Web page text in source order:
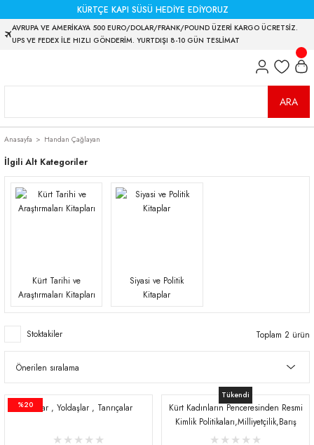
KÜRTÇE KAPI SÜSÜ HEDİYE EDİYORUZ
AVRUPA VE AMERİKAYA 500 EURO/DOLAR/FRANK/POUND ÜZERİ KARGO ÜCRETSİZ.
UPS VE FEDEX İLE HIZLI GÖNDERİM. YURTDIŞI 8-10 GÜN TESLİMAT
ARA
Anasayfa Handan Çağlayan
İlgili Alt Kategoriler
Kürt Tarihi ve
Araştırmaları Kitapları
Siyasi ve Politik
Kitaplar
Stoktakiler Toplam 2 ürün
%20Analar , Yoldaşlar , Tanrıçalar
Tükendi
Kürt Kadınların Penceresinden Resmi
Kimlik Politikaları,Milliyetçilik,Barış
Mücadelesi